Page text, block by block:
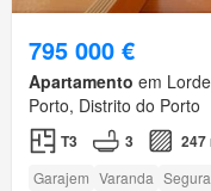
795 000 €
Apartamento em
Porto, Distrito do Porto
T3 3 247
Garajem Varanda